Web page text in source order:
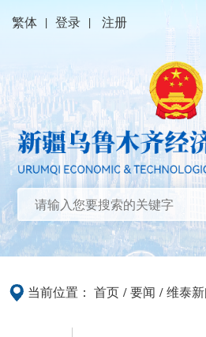
繁体 | 登录 | 注册
当前位置： 首页 /要闻 /维泰